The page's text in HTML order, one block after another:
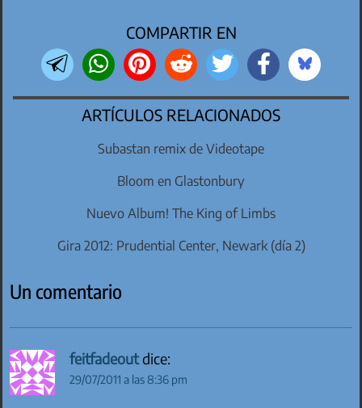
COMPARTIR EN
ARTÍCULOS RELACIONADOS
Subastan remix de Videotape
Bloom en Glastonbury
Nuevo Album! The King of Limbs
Gira 2012: Prudential Center, Newark (día 2)
Un comentario
feitfadeoutdice:
29/07/2011 a las 8:36 pm